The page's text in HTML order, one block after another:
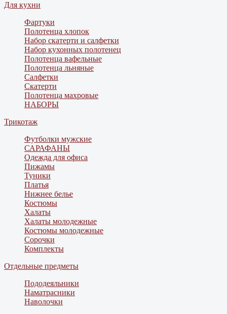
Для кухни
Фартуки
Полотенца хлопок
Набор скатерти и салфетки
Набор кухонных полотенец
Полотенца вафельные
Полотенца льняные
Салфетки
Скатерти
Полотенца махровые
НАБОРЫ
Трикотаж
Футболки мужские
САРАФАНЫ
Одежда для офиса
Пижамы
Туники
Платья
Нижнее белье
Костюмы
Халаты
Халаты молодежные
Костюмы молодежные
Сорочки
Комплекты
Отдельные предметы
Пододеяльники
Наматрасники
Наволочки